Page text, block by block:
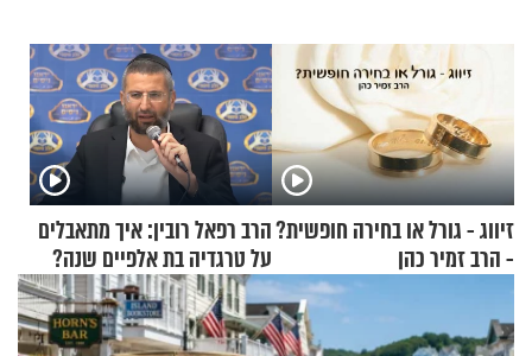
זיווג - גורל או בחירה חופשית?
- הרב זמיר כהן
הרב רפאל רובין: איך מתאבלים
על טרגדיה בת אלפיים שנה?